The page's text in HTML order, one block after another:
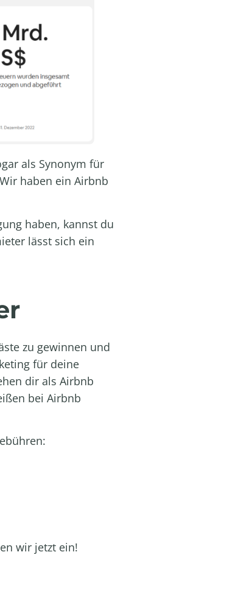
als Synonym für
haben ein Airbnb
haben, kannst du
lässt sich ein
zu gewinnen und
für deine
dir als Airbnb
bei Airbnb
wir jetzt ein!